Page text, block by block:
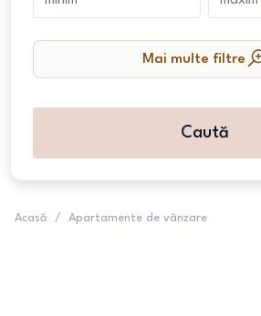
Mai multe filtre
Caută
Acasă / Apartamente de vânzare